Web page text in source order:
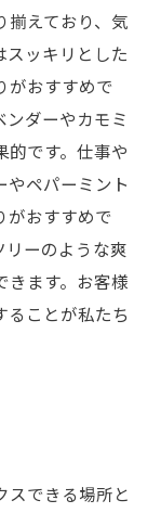
揃えており、気
ッキリとした
がおすすめで
ダーやカモミ
的です。仕事や
やペパーミント
がおすすめで
リーのような爽
きます。お客様
ることが私たち
スできる場所と